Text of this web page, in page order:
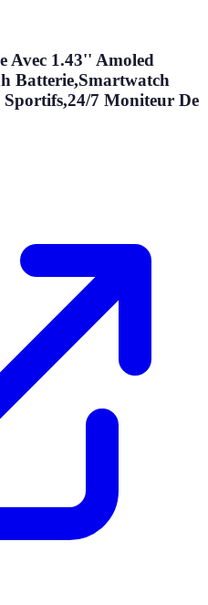
Avec 1.43'' Amoled
Batterie,Smartwatch
Sportifs,24/7 Moniteur De